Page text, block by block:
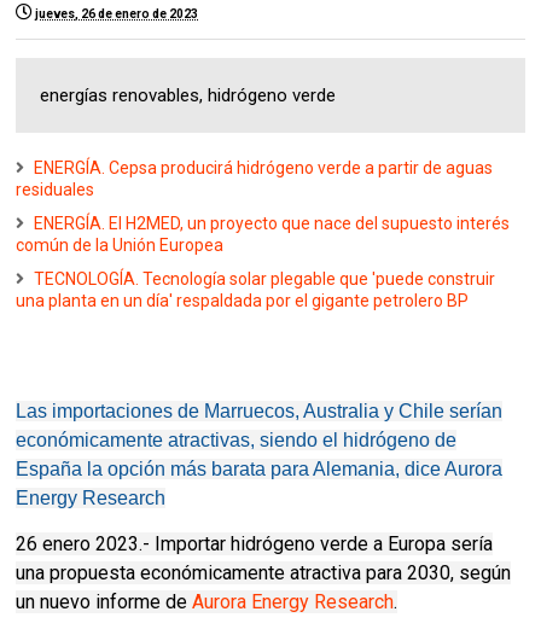
jueves, 26 de enero de 2023
energías renovables, hidrógeno verde
ENERGÍA. Cepsa producirá hidrógeno verde a partir de aguas
residuales
ENERGÍA. El H2MED, un proyecto que nace del supuesto interés
común de la Unión Europea
TECNOLOGÍA. Tecnología solar plegable que 'puede construir
una planta en un día' respaldada por el gigante petrolero BP
Las importaciones de Marruecos, Australia y Chile serían
económicamente atractivas, siendo el hidrógeno de
España la opción más barata para Alemania, dice Aurora
Energy Research
26 enero 2023.- Importar hidrógeno verde a Europa sería
una propuesta económicamente atractiva para 2030, según
un nuevo informe deAurora Energy Research.